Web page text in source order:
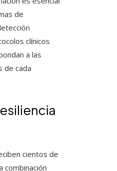
de
clínicos
a las
de cada
cientos de
combinación